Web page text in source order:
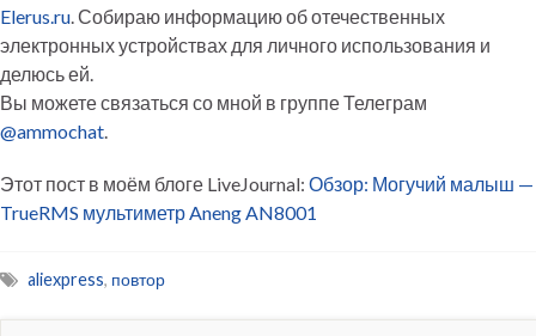
Elerus.ru . Собираю информацию об отечественных
электронных устройствах для личного использования и
делюсь ей.
Вы можете связаться со мной в группе Телеграм
@ammochat
Этот пост в моём блоге LiveJournal: Обзор: Могучий малыш —
TrueRMS мультиметр Aneng AN8001
aliexpress, повтор